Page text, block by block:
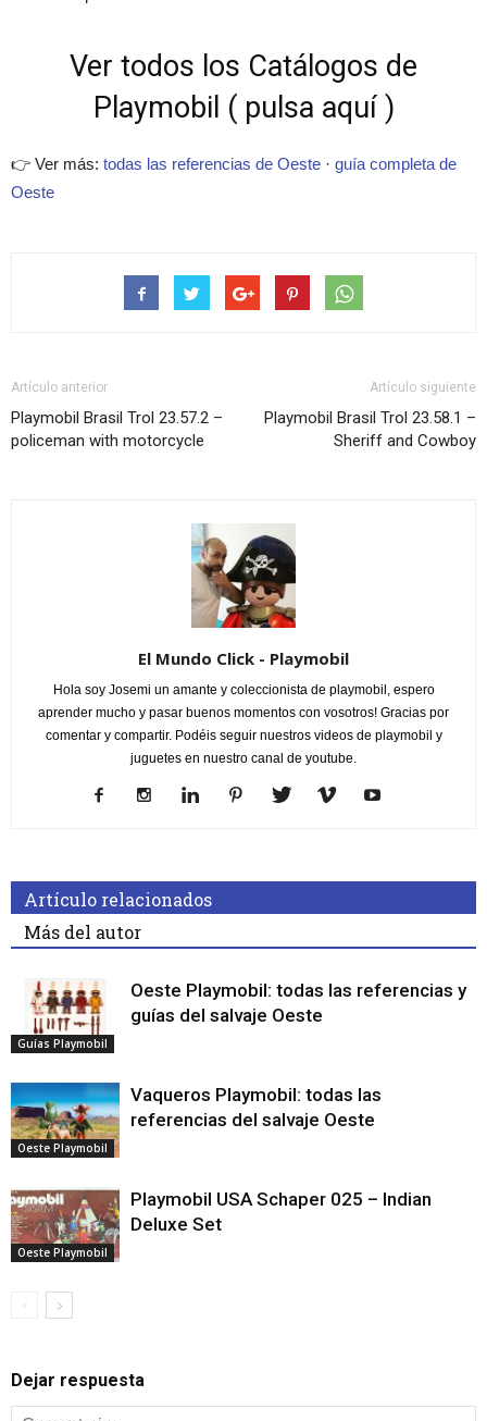
Ver todos los Catálogos de
Playmobil ( pulsa aquí )
👉 Ver más: todas las referencias de Oeste · guía completa de
Oeste
Artículo anterior
Playmobil Brasil Trol 23.57.2 –
policeman with motorcycle
Artículo siguiente
Playmobil Brasil Trol 23.58.1 –
Sheriff and Cowboy
El Mundo Click - Playmobil
Hola soy Josemi un amante y coleccionista de playmobil, espero
aprender mucho y pasar buenos momentos con vosotros! Gracias por
comentar y compartir. Podéis seguir nuestros videos de playmobil y
juguetes en nuestro canal de youtube.
Artículo relacionados
Más del autor
Guías Playmobil
Oeste Playmobil: todas las referencias y
guías del salvaje Oeste
Oeste Playmobil
Vaqueros Playmobil: todas las
referencias del salvaje Oeste
Oeste Playmobil
Playmobil USA Schaper 025 – Indian
Deluxe Set
Dejar respuesta